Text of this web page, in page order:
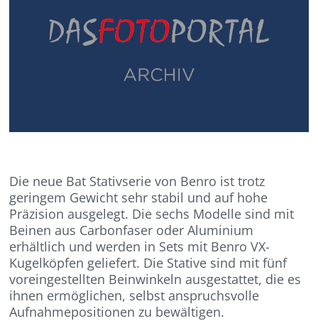
Die neue Bat Stativserie von Benro ist trotz
geringem Gewicht sehr stabil und auf hohe
Präzision ausgelegt. Die sechs Modelle sind mit
Beinen aus Carbonfaser oder Aluminium
erhältlich und werden in Sets mit Benro VX-
Kugelköpfen geliefert. Die Stative sind mit fünf
voreingestellten Beinwinkeln ausgestattet, die es
ihnen ermöglichen, selbst anspruchsvolle
Aufnahmepositionen zu bewältigen.